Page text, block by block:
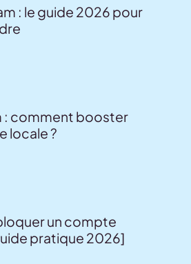
: le guide 2026 pour
: comment booster
locale ?
un compte
pratique 2026]